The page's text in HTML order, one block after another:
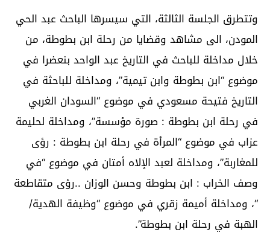
وتتطرق الجلسة الثالثة، التي سيسرها الباحث عبد الحي
المودن، الى مشاهد وقضايا من رحلة ابن بطوطة، من
خلال مداخلة للباحث في التاريخ عبد الواحد بنعضرا في
موضوع “ابن بطوطة وابن تيمية”، ومداخلة للباحثة في
التاريخ فتيحة مسعودي في موضوع “السودان الغربي
في رحلة ابن بطوطة : صورة مؤسسة”، ومداخلة لحليمة
عزاب في موضوع “المرأة في رحلة ابن بطوطة : رؤى
للمغاربة”، ومداخلة لعبد الإلاه أمتان في موضوع “في
وصف الخراب : ابن بطوطة وحسن الوزان ..رؤى متقاطعة
“، ومداخلة أميمة زقري في موضوع “وظيفة الهدية/
الهبة في رحلة ابن بطوطة”.